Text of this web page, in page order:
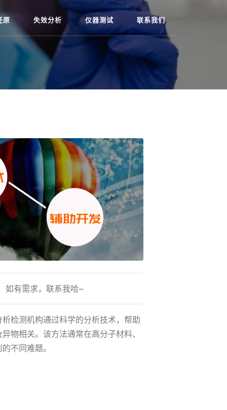
原 失效分析 仪器测试 联系我们
如有需求，联系我哈~
检测机构通过科学的分析技术，帮助
物相关。该方法通常在高分子材料、
不同难题。